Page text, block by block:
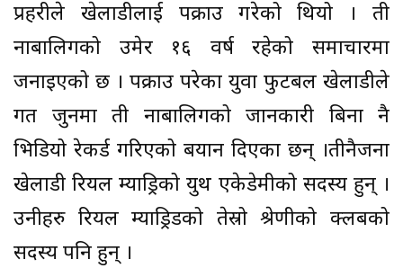
प्रहरीले खेलाडीलाई पक्राउ गरेको थियो । ती
नाबालिगको उमेर १६ वर्ष रहेको समाचारमा
जनाइएको छ । पक्राउ परेका युवा फुटबल खेलाडीले
गत जुनमा ती नाबालिगको जानकारी बिना नै
भिडियो रेकर्ड गरिएको बयान दिएका छन् ।तीनैजना
खेलाडी रियल म्याड्रिको युथ एकेडेमीको सदस्य हुन् ।
उनीहरु रियल म्याड्रिडको तेस्रो श्रेणीको क्लबको
सदस्य पनि हुन् ।